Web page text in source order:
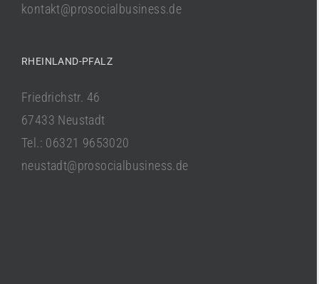
kontakt@prosocialbusiness.de
RHEINLAND-PFALZ
Friedrichstr. 46
67433 Neustadt
Tel.: 06321 9653020
neustadt@prosocialbusiness.de